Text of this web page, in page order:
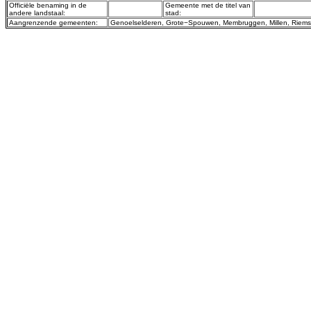
Officiële benaming in de
andere landstaal:
Gemeente met de titel van
stad:
Aangrenzende gemeenten:
Genoelselderen Grote−Spouwen Membruggen Millen